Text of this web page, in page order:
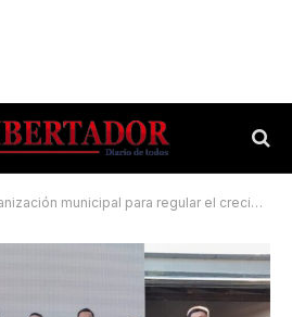
municipal para regular el crecimiento turístico